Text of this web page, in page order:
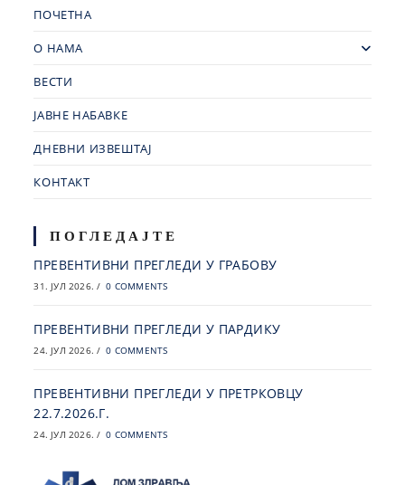
ПОЧЕТНА
О НАМА
ВЕСТИ
ЈАВНЕ НАБАВКЕ
ДНЕВНИ ИЗВЕШТАЈ
КОНТАКТ
ПОГЛЕДАЈТЕ
ПРЕВЕНТИВНИ ПРЕГЛЕДИ У ГРАБОВУ
31. ЈУЛ 2026. / 0 COMMENTS
ПРЕВЕНТИВНИ ПРЕГЛЕДИ У ПАРДИКУ
24. ЈУЛ 2026. / 0 COMMENTS
ПРЕВЕНТИВНИ ПРЕГЛЕДИ У ПРЕТРКОВЦУ
22.7.2026.Г.
24. ЈУЛ 2026. / 0 COMMENTS